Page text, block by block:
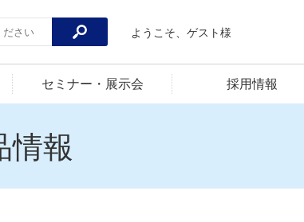
ようこそ、ゲスト様
セミナー・展示会 採用情報
情報